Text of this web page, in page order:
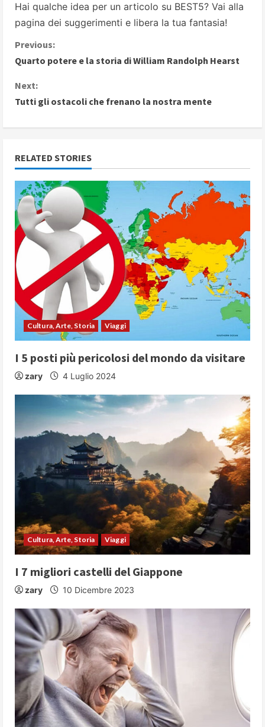
Hai qualche idea per un articolo su BEST5? Vai alla
pagina dei suggerimenti e libera la tua fantasia!
C
o
n
t
n
u
e
R
e
a
d
i
n
g
Previous:
Quarto potere e la storia di William Randolph Hearst
Next:
Tutti gli ostacoli che frenano la nostra mente
RELATED STORIES
Cultura, Arte, Storia Viaggi
I 5 posti più pericolosi del mondo da visitare
zary 4 Luglio 2024
Cultura, Arte, Storia Viaggi
I 7 migliori castelli del Giappone
zary 10 Dicembre 2023